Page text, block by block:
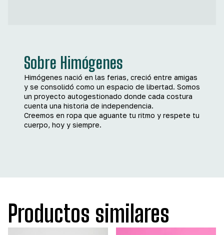
Sobre Himógenes
Himógenes nació en las ferias, creció entre amigas
y se consolidó como un espacio de libertad. Somos
un proyecto autogestionado donde cada costura
cuenta una historia de independencia.
Creemos en ropa que aguante tu ritmo y respete tu
cuerpo, hoy y siempre.
Productos similares